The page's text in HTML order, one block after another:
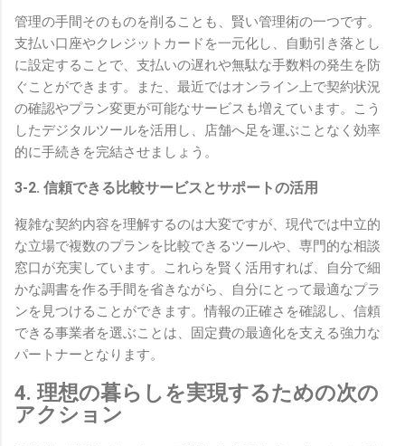
管理の手間そのものを削ることも、賢い管理術の一つです。
支払い口座やクレジットカードを一元化し、自動引き落とし
に設定することで、支払いの遅れや無駄な手数料の発生を防
ぐことができます。また、最近ではオンライン上で契約状況
の確認やプラン変更が可能なサービスも増えています。こう
したデジタルツールを活用し、店舗へ足を運ぶことなく効率
的に手続きを完結させましょう。
3-2. 信頼できる比較サービスとサポートの活用
複雑な契約内容を理解するのは大変ですが、現代では中立的
な立場で複数のプランを比較できるツールや、専門的な相談
窓口が充実しています。これらを賢く活用すれば、自分で細
かな調書を作る手間を省きながら、自分にとって最適なプラ
ンを見つけることができます。情報の正確さを確認し、信頼
できる事業者を選ぶことは、固定費の最適化を支える強力な
パートナーとなります。
4. 理想の暮らしを実現するための次の
アクション